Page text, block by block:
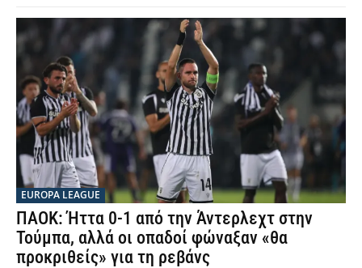
EUROPA LEAGUE
ΠΑΟΚ: Ήττα 0-1 από την Άντερλεχτ στην
Τούμπα, αλλά οι οπαδοί φώναξαν «θα
προκριθείς» για τη ρεβάνς